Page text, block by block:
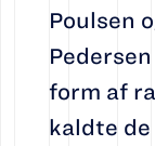
Poulsen
form af
kaldte de